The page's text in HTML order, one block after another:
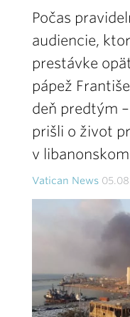
Počas
audiencie,
prestávke
pápež
deň predtým
prišli o život
v
Vatican News